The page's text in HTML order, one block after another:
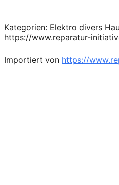
Kategorien: Elektro divers
https://www.reparatur-
Importiert von https://